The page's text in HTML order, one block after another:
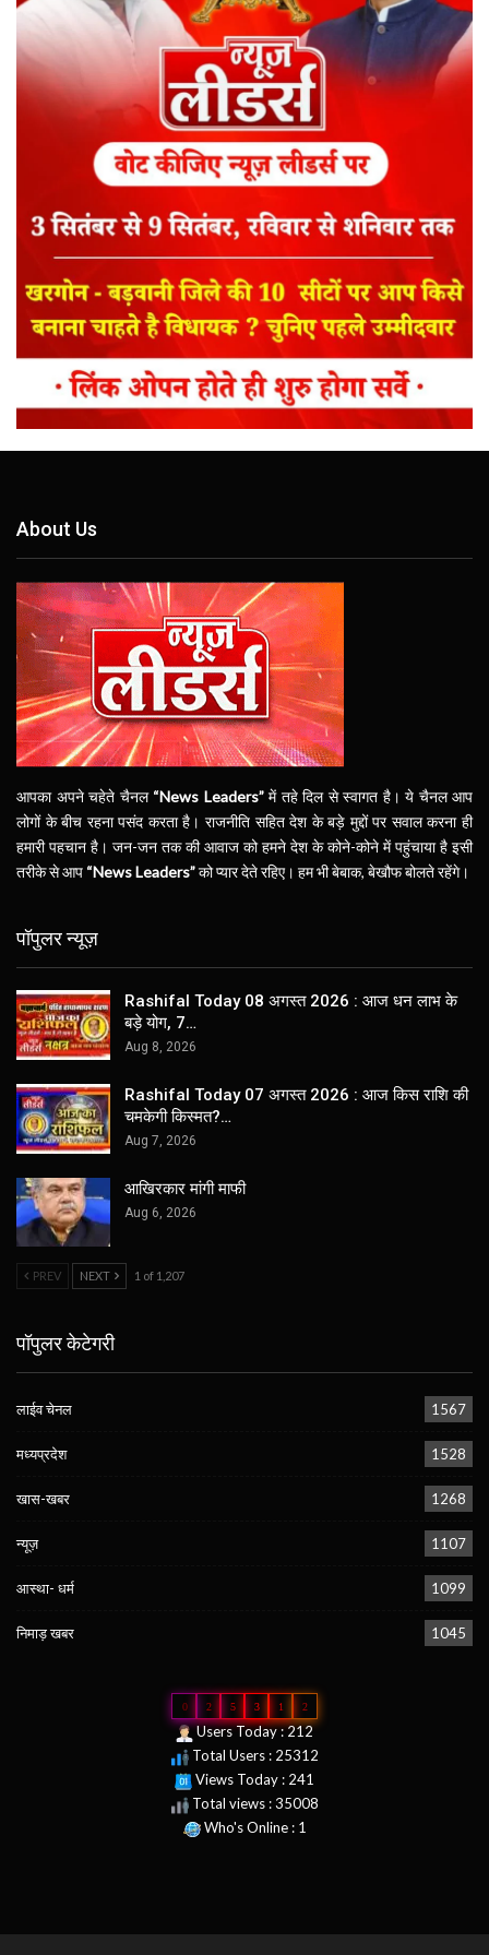
About Us
आपका अपने चहेते चैनल “News Leaders”में तहे दिल से स्वागत है। ये चैनल आप
लोगों के बीच रहना पसंद करता है। राजनीति सहित देश के बड़े मुद्दों पर सवाल करना ही
हमारी पहचान है। जन-जन तक की आवाज को हमने देश के कोने-कोने में पहुंचाया है इसी
तरीके से आप “News Leaders”को प्यार देते रहिए। हम भी बेबाक, बेखौफ बोलते रहेंगे।
पॉपुलर न्यूज़
Rashifal Today 08 अगस्त 2026 : आज धन लाभ के
बड़े योग, 7…
Aug 8, 2026
Rashifal Today 07 अगस्त 2026 : आज किस राशि की
चमकेगी किस्मत?…
Aug 7, 2026
आखिरकार मांगी माफी
Aug 6, 2026
PREV NEXT 1 of 1,207
पॉपुलर केटेगरी
लाईव चेनल 1567
मध्यप्रदेश 1528
खास-खबर 1268
न्यूज़ 1107
आस्था- धर्म 1099
निमाड़ खबर 1045
0 2 5 3 1 2
Users Today : 212
Total Users : 25312
Views Today : 241
Total views : 35008
Who's Online : 1